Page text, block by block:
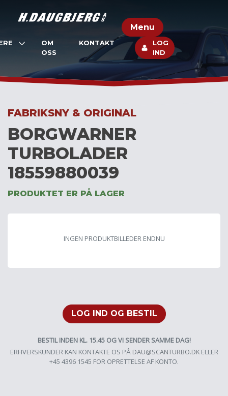
Menu
OM
OSS
KONTAKT
LOG
IND
FABRIKSNY & ORIGINAL
BORGWARNER
TURBOLADER
18559880039
PRODUKTET ER PÅ LAGER
INGEN PRODUKTBILLEDER ENDNU
LOG IND OG BESTIL
BESTIL INDEN KL. 15.45 OG VI SENDER SAMME DAG!
ERHVERSKUNDER KAN KONTAKTE OS PÅ DAU@SCANTURBO.DKELLER
+45 4396 1545 FOR OPRETTELSE AF KONTO.